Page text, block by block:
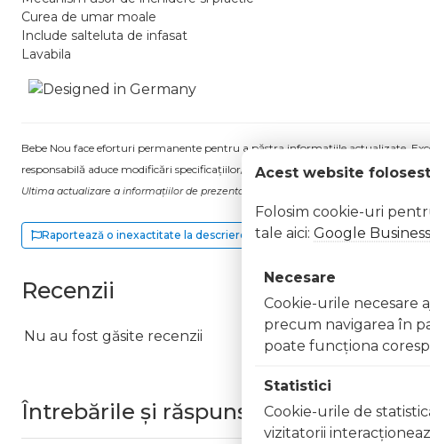
Curea de umar moale
Include salteluta de infasat
Lavabila
Bebe Nou face eforturi permanente pentru a păstra informațiile actualizate.
responsabilă aduce modificări specificațiilor/etichetei acestuia, fără a ne
Ultima actualizare a informațiilor de prezentare pentru Geanta carucior Courier
Raportează o inexactitate la descriere
Recenzii
Nu au fost găsite recenzii
Întrebările și răspunsurile clienților
Acest website
Folosim cookie-uri
tale aici: Google
Necesare
Cookie-urile necesare
precum navigarea în
poate funcţiona
Statistici
Cookie-urile de
vizitatorii